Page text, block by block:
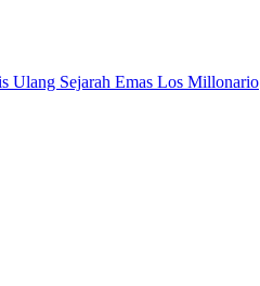
Ulang Sejarah Emas Los Millonario